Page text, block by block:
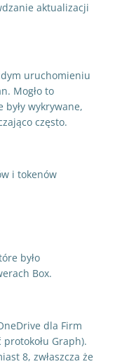
aktualizacji
uruchomieniu
Mogło to
wykrywane,
często.
i tokenów
było
Box.
dla Firm
Graph).
8, zwłaszcza że